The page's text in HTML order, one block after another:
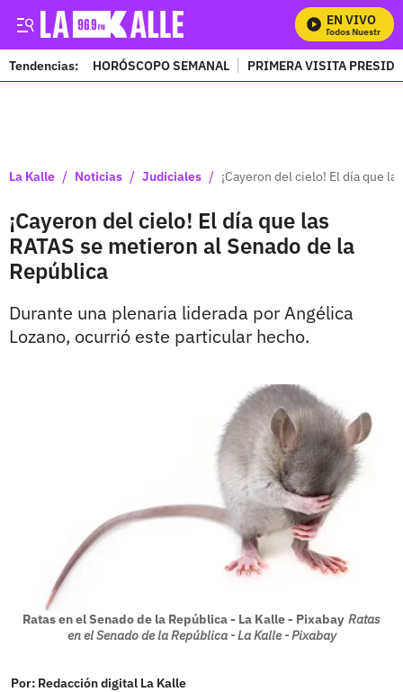
EN VIVO
Mira Todos Nuestros
Tendencias: HORÓSCOPO SEMANAL PRIMERA VISITA
La Kalle / Noticias / Judiciales / ¡Cayeron del cielo! El día que
¡Cayeron del cielo! El día que las
RATAS se metieron al Senado de la
República
Durante una plenaria liderada por Angélica
Lozano, ocurrió este particular hecho.
Ratas en el Senado de la República - La Kalle - Pixabay Ratas
en el Senado de la República - La Kalle - Pixabay
Por: Redacción digital La Kalle